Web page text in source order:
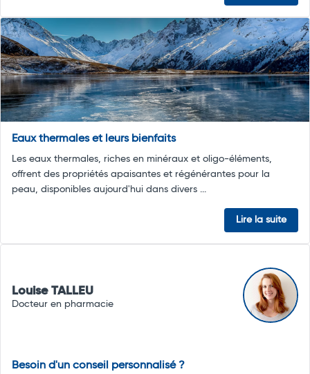
Eaux thermales et leurs bienfaits
Les eaux thermales, riches en minéraux et oligo-éléments,
offrent des propriétés apaisantes et régénérantes pour la
peau, disponibles aujourd'hui dans divers ...
Lire la suite
Louise TALLEU
Docteur en pharmacie
Besoin d'un conseil personnalisé ?